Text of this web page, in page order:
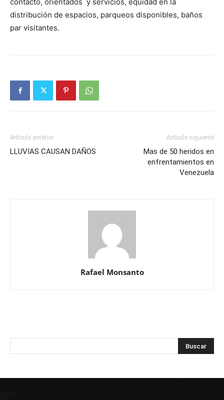
distribución de espacios, parqueos disponibles, baños
par visitantes.
Artículo anterior
LLUVIAS CAUSAN DAÑOS
Artículo siguiente
Mas de 50 heridos en
enfrentamientos en
Venezuela
Rafael Monsanto